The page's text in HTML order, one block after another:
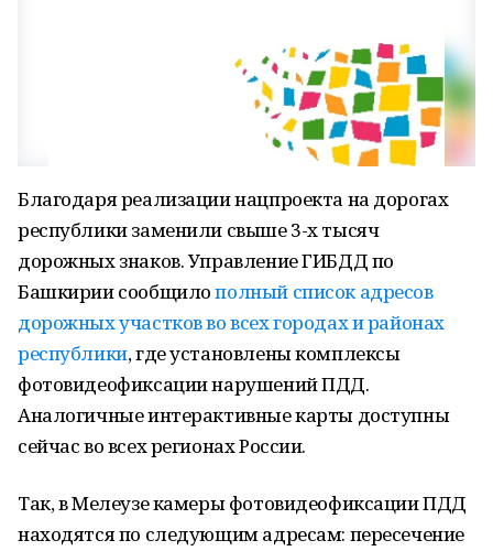
Благодаря реализации нацпроекта на дорогах
республики заменили свыше 3-х тысяч
дорожных знаков. Управление ГИБДД по
Башкирии сообщилополный список адресов
дорожных участков во всех городах и районах
республики, где установлены комплексы
фотовидеофиксации нарушений ПДД.
Аналогичные интерактивные карты доступны
сейчас во всех регионах России.
Так, в Мелеузе камеры фотовидеофиксации ПДД
находятся по следующим адресам: пересечение